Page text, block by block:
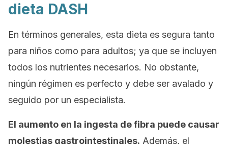
dieta DASH
En términos generales, esta dieta es segura tanto
para niños como para adultos; ya que se incluyen
todos los nutrientes necesarios. No obstante,
ningún régimen es perfecto y debe ser avalado y
seguido por un especialista.
El aumento en la ingesta de fibra puede causar
molestias gastrointestinales. Además, el